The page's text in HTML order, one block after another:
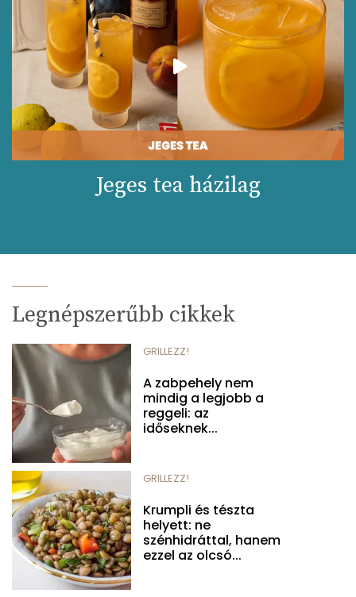
Jeges tea házilag
Legnépszerűbb cikkek
GRILLEZZ!
A zabpehely nem
mindig a legjobb a
reggeli: az
időseknek...
GRILLEZZ!
Krumpli és tészta
helyett: ne
szénhidráttal, hanem
ezzel az olcsó...